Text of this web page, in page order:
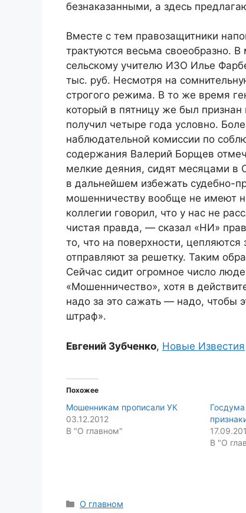
безнаказанными, а здесь
Вместе с тем правозащитники
трактуются весьма своеобразно.
сельскому учителю ИЗО Илье
тыс. руб. Несмотря на
строгого режима. В то же время
который в пятницу же был
получил четыре года условно.
наблюдательной комиссии по
содержания Валерий Борщев
мелкие деяния, сидят месяцами в
в дальнейшем избежать судебно-
мошенничеству вообще не имеют
коллегии говорил, что у нас не
чистая правда, — сказал «НИ»
то, что на поверхности,
отправляют за решетку. Таким
Сейчас сидит огромное число
«Мошенничество», хотя в
надо за это сажать — надо, чтобы
штраф».
Евгений Зубченко, Новые Известия
Похожее
Мошенникам прописали УК
03.12.2012
В "О главном"
В "О
Categories
О главном